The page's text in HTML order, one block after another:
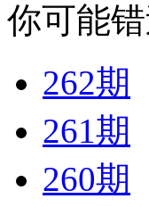
你可能
262期
261期
260期